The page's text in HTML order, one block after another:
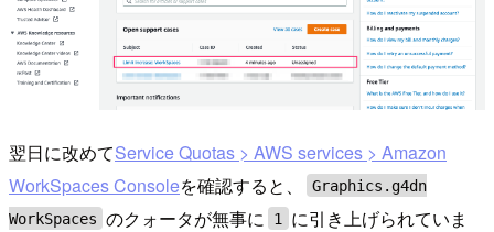
翌日に改めてService Quotas > AWS services > Amazon
WorkSpaces Consoleを確認すると、
Graphics.g4dn
WorkSpaces のクォータが無事に 1
に引き上げられていま